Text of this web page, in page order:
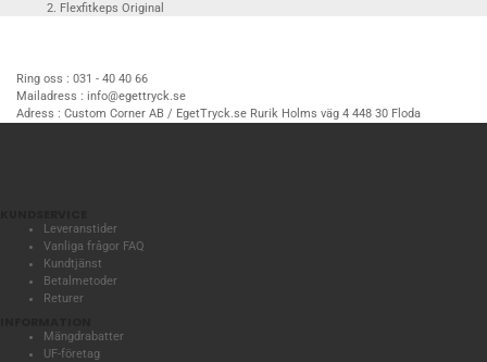
Flexfitkeps Original
Ring oss : 031 - 40 40 66
Mailadress : info@egettryck.se
Adress : Custom Corner AB / EgetTryck.se Rurik Holms väg 4 448 30 Floda
Leveranstider
Vanliga frågor FAQ
Kundtjänst
Betalmetoder
Returer
Mängdrabatter
UF-företag